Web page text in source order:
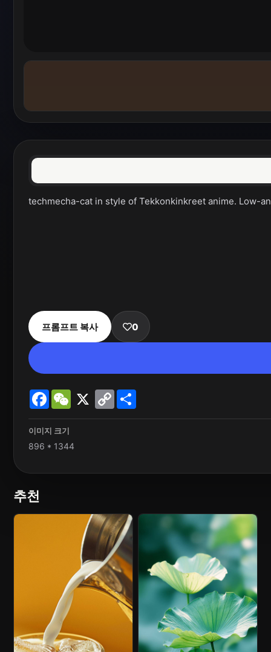
techmecha-cat in style of Tekkonkinkreet anime. Low-
프롬프트 복사 0
FacebookWeChat
X
Copy
Link
이미지 크기
896 * 1344
추천